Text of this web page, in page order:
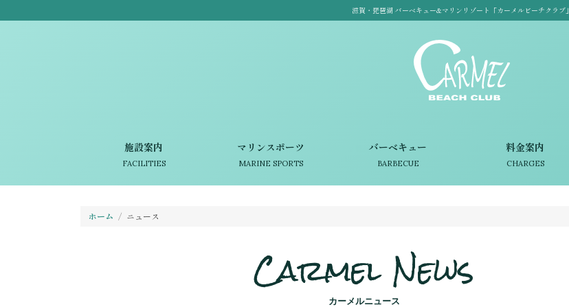
滋賀・琵琶湖 バーベキュー&マリンリゾート「カーメルビーチクラブ」
施設案内
FACILITIES
マリンスポーツ
MARINE SPORTS
バーベキュー
BARBECUE
料金案内
CHARGES
ホーム ニュース
Carmel News
カーメルニュース